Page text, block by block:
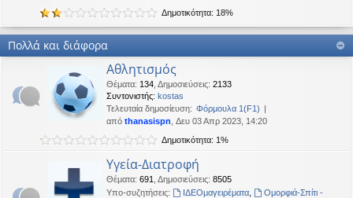
OTTOέγραψε:↑
Καλησπερα
OTTO•Δευ 19 Ιαν 2026, 16:53
Καλησπερα
neodikos•Κυρ 18 Ιαν 2026, 01:49
Καλημέρα σε όλους
OTTO•Πέμ 08 Ιαν 2026, 01:33
Χρόνια πολλά, καλή χρονια με δικαιοσύνη στα παντα.
Δημοτικότητα: 18%
Πολλά και διάφορα
Αθλητισμός
Θέματα: 134 Δημοσιεύσεις: 2133
Συντονιστής: kostas
Τελευταία δημοσίευση: Φόρμουλα 1(F1)
από thanasispn , Δευ 03 Απρ 2023, 14:20
Δημοτικότητα: 1%
Υγεία-Διατροφή
Θέματα: 691 Δημοσιεύσεις: 8505
Υπο-συζητήσεις:
ΙΔΕΟμαγειρέματα,
Ομορφιά-Σπίτι -